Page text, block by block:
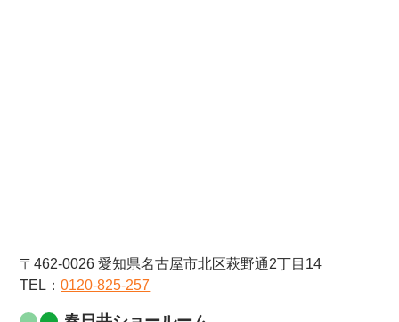
〒462-0026 愛知県名古屋市北区萩野通2丁目14
TEL：0120-825-257